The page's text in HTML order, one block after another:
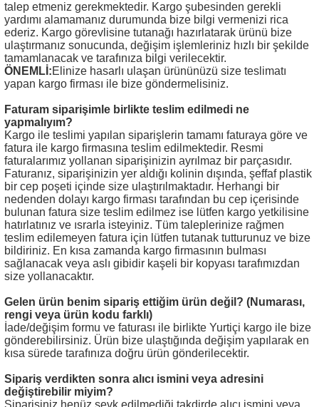
Kalma Ürünleri
talep etmeniz gerekmektedir. Kargo şubesinden gerekli
yardımı alamamanız durumunda bize bilgi vermenizi rica
ederiz. Kargo görevlisine tutanağı hazırlatarak ürünü bize
ulaştırmanız sonucunda, değişim işlemleriniz hızlı bir şekilde
tamamlanacak ve tarafınıza bilgi verilecektir.
ÖNEMLİ:Elinize hasarlı ulaşan ürününüzü size teslimatı
yapan kargo firması ile bize göndermelisiniz.
Faturam siparişimle birlikte teslim edilmedi ne
yapmalıyım?
Kargo ile teslimi yapılan siparişlerin tamamı faturaya göre ve
fatura ile kargo firmasına teslim edilmektedir. Resmi
faturalarımız yollanan siparişinizin ayrılmaz bir parçasıdır.
Faturanız, siparişinizin yer aldığı kolinin dışında, şeffaf plastik
bir cep poşeti içinde size ulaştırılmaktadır. Herhangi bir
nedenden dolayı kargo firması tarafından bu cep içerisinde
bulunan fatura size teslim edilmez ise lütfen kargo yetkilisine
hatırlatınız ve ısrarla isteyiniz. Tüm taleplerinize rağmen
teslim edilemeyen fatura için lütfen tutanak tutturunuz ve bize
bildiriniz. En kısa zamanda kargo firmasının bulması
sağlanacak veya aslı gibidir kaşeli bir kopyası tarafımızdan
size yollanacaktır.
Gelen ürün benim sipariş ettiğim ürün değil? (Numarası,
rengi veya ürün kodu farklı)
İade/değişim formu ve faturası ile birlikte Yurtiçi kargo ile bize
gönderebilirsiniz. Ürün bize ulaştığında değişim yapılarak en
kısa sürede tarafınıza doğru ürün gönderilecektir.
Sipariş verdikten sonra alıcı ismini veya adresini
değiştirebilir miyim?
Siparişiniz henüz sevk edilmediği takdirde alıcı ismini veya